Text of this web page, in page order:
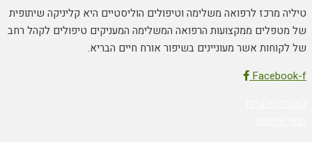
טיליה מרכז לרפואה משלימה וטיפולים הוליסטיים היא קליניקה שיתופית
של מטפלים ממקצועות הרפואה המשלימה המעניקים טיפולים לקהל רחב
של לקוחות אשר מעוניינים בשיפור אורח חיים הבריא.
Facebook-f